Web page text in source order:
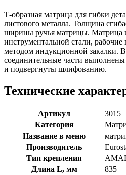
Т-образная матрица для гибки
листового металла. Толщина
ширины ручья матрицы. Матрица
инструментальной стали, рабочие
методом индукционной закалки.
соединительные части
и подвергнуты шлифованию.
Технические
Артикул
3015
Категория
Название в меню
Производитель
Тип крепления
Длина L, мм
835